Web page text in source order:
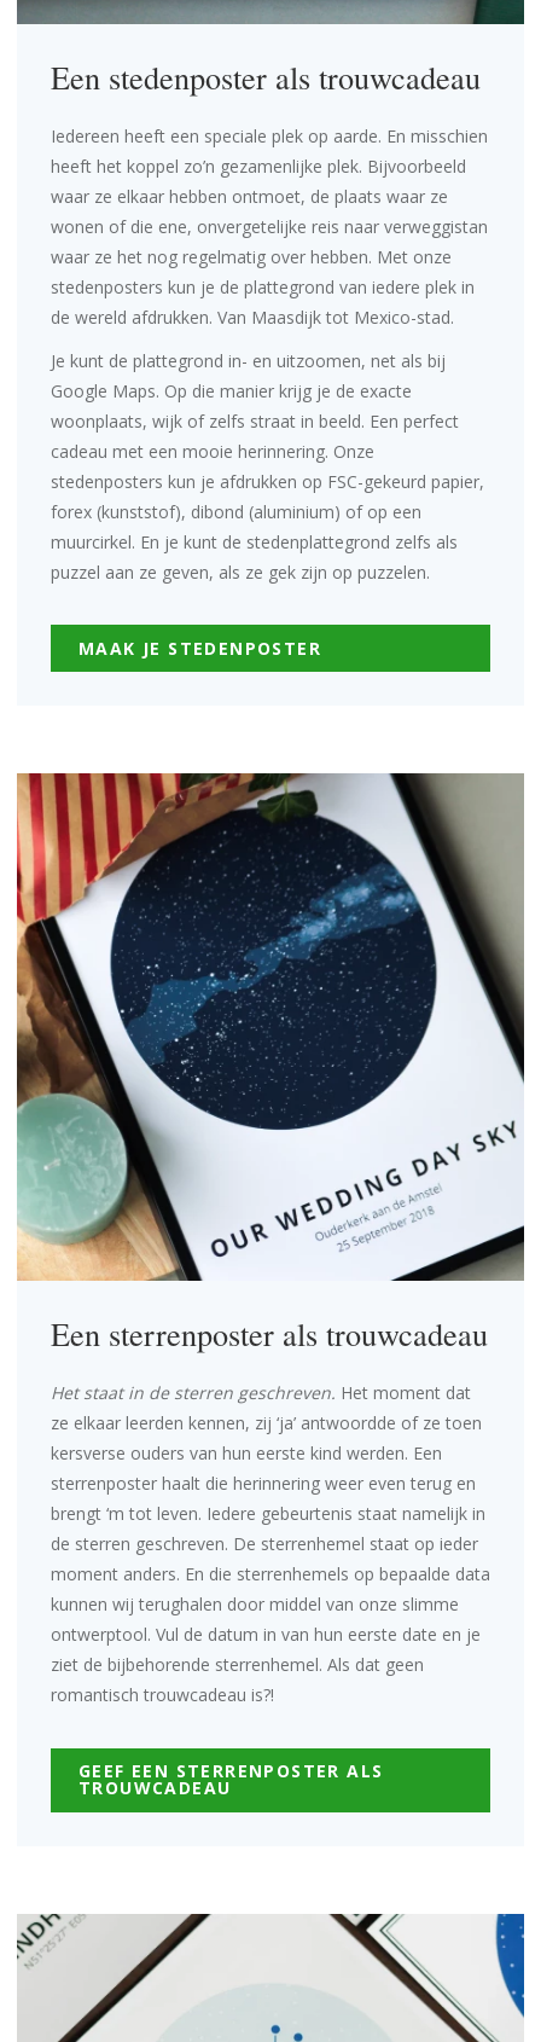
Een stedenposter als trouwcadeau
Iedereen heeft een speciale plek op aarde. En misschien
heeft het koppel zo’n gezamenlijke plek. Bijvoorbeeld
waar ze elkaar hebben ontmoet, de plaats waar ze
wonen of die ene, onvergetelijke reis naar verweggistan
waar ze het nog regelmatig over hebben. Met onze
stedenposters kun je de plattegrond van iedere plek in
de wereld afdrukken. Van Maasdijk tot Mexico-stad.
Je kunt de plattegrond in- en uitzoomen, net als bij
Google Maps. Op die manier krijg je de exacte
woonplaats, wijk of zelfs straat in beeld. Een perfect
cadeau met een mooie herinnering. Onze
stedenposters kun je afdrukken op FSC-gekeurd papier,
forex (kunststof), dibond (aluminium) of op een
muurcirkel. En je kunt de stedenplattegrond zelfs als
puzzel aan ze geven, als ze gek zijn op puzzelen.
MAAK JE STEDENPOSTER
Een sterrenposter als trouwcadeau
Het staat in de sterren geschreven. Het moment dat
ze elkaar leerden kennen, zij ‘ja’ antwoordde of ze toen
kersverse ouders van hun eerste kind werden. Een
sterrenposter haalt die herinnering weer even terug en
brengt ‘m tot leven. Iedere gebeurtenis staat namelijk in
de sterren geschreven. De sterrenhemel staat op ieder
moment anders. En die sterrenhemels op bepaalde data
kunnen wij terughalen door middel van onze slimme
ontwerptool. Vul de datum in van hun eerste date en je
ziet de bijbehorende sterrenhemel. Als dat geen
romantisch trouwcadeau is?!
GEEF EEN STERRENPOSTER ALS
TROUWCADEAU